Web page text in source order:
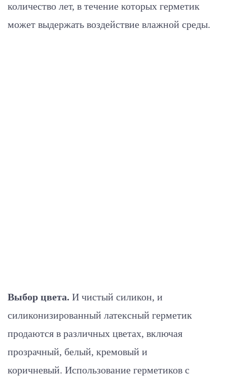
количество лет, в течение которых герметик
может выдержать воздействие влажной среды.
Выбор цвета. И чистый силикон, и
силиконизированный латексный герметик
продаются в различных цветах, включая
прозрачный, белый, кремовый и
коричневый. Использование герметиков с